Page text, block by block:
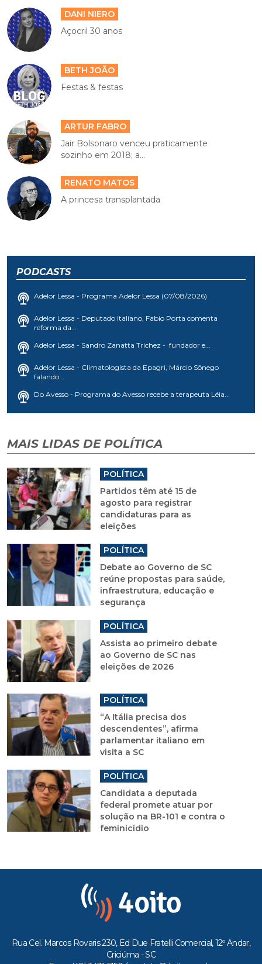
DANI NIERO
Açocril 30 anos
BETH JOÃO
Festas & festas
ARTUR FABRO
Jair Bolsonaro venceu praticamente
sozinho em 2018; a...
RENATO MATOS
A princesa transplantada
PODCASTS
Adelor Lessa - Programa Adelor Lessa (07/08/2026)
Adelor Lessa - Deputado italiano, Fabio Porta comenta
reforma da...
Adelor Lessa - Sandro Zanatta Trichez - fundador e...
Adelor Lessa - Climatologista da Epagri, Márcio Sônego
falando...
Do Avesso - Programa do Avesso recebe a terapeuta Léia...
MAIS LIDAS DE POLÍTICA
POLÍTICA
Partidos têm até 15 de
agosto para registrar
candidaturas para as
eleições
POLÍTICA
Debate ao Governo de SC
reúne propostas para saúde,
infraestrutura, educação e
segurança
POLÍTICA
Assista ao primeiro debate
ao Governo de SC nas
eleições de 2026
POLÍTICA
“A Itália precisa dos
descendentes”, afirma
parlamentar italiano em
visita a SC
POLÍTICA
Candidata a deputada
federal promete atuar por
solução na BR-101 e contra o
feminicídio
Rua Cel. Marcos Rovaris 230, Ed Due Fratelli Comercial, 12º Andar,
Criciúma - SC